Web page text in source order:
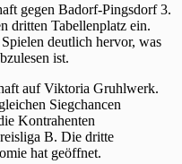
gegen Badorf-Pingsdorf 3.
dritten Tabellenplatz ein.
deutlich hervor, was
ist.
auf Viktoria Gruhlwerk.
Siegchancen
Kontrahenten
B. Die dritte
hat geöffnet.